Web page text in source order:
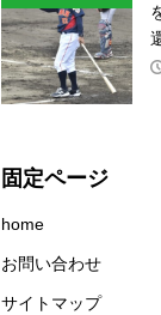
固定ページ
home
お問い合わせ
サイトマップ